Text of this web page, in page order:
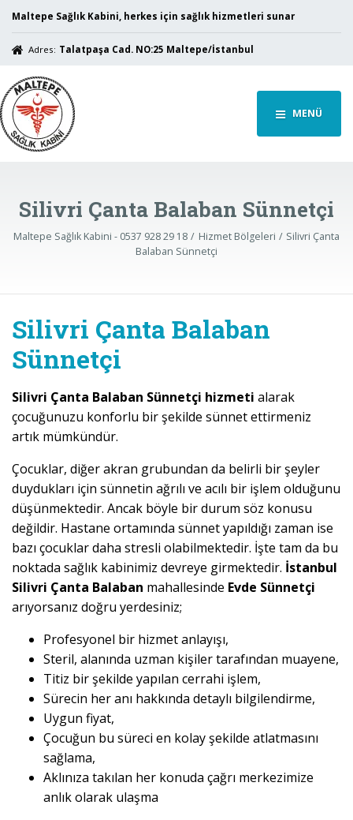
Maltepe Sağlık Kabini, herkes için sağlık hizmetleri sunar
Adres: Talatpaşa Cad. NO:25 Maltepe/İstanbul
MENÜ
Silivri Çanta Balaban Sünnetçi
Maltepe Sağlık Kabini - 0537 928 29 18 Hizmet Bölgeleri
Silivri Çanta
Balaban Sünnetçi
Silivri Çanta Balaban
Sünnetçi
Silivri Çanta Balaban Sünnetçi hizmeti alarak
çocuğunuzu konforlu bir şekilde sünnet ettirmeniz
artık mümkündür.
Çocuklar, diğer akran grubundan da belirli bir şeyler
duydukları için sünnetin ağrılı ve acılı bir işlem olduğunu
düşünmektedir. Ancak böyle bir durum söz konusu
değildir. Hastane ortamında sünnet yapıldığı zaman ise
bazı çocuklar daha stresli olabilmektedir. İşte tam da bu
noktada sağlık kabinimiz devreye girmektedir. İstanbul
Silivri Çanta Balaban mahallesinde Evde Sünnetçi
arıyorsanız doğru yerdesiniz;
Profesyonel bir hizmet anlayışı,
Steril, alanında uzman kişiler tarafından muayene,
Titiz bir şekilde yapılan cerrahi işlem,
Sürecin her anı hakkında detaylı bilgilendirme,
Uygun fiyat,
Çocuğun bu süreci en kolay şekilde atlatmasını
sağlama,
Aklınıza takılan her konuda çağrı merkezimize
anlık olarak ulaşma